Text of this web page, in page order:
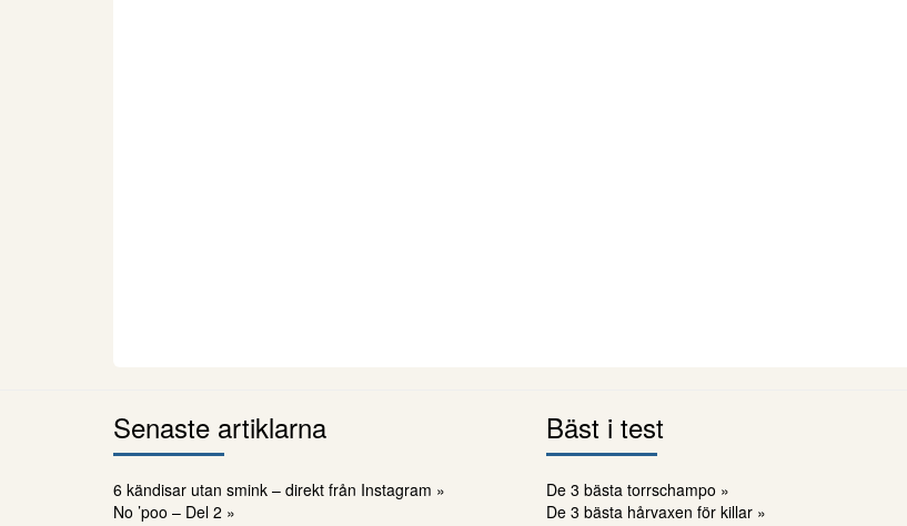
Senaste artiklarna
6 kändisar utan smink – direkt från Instagram »
No ’poo – Del 2 »
Bäst i test
De 3 bästa torrschampo »
De 3 bästa hårvaxen för killar »